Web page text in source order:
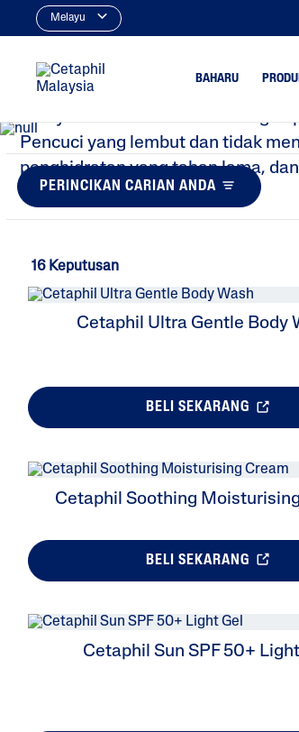
Melayu
BAHARU
Pencuci Wajah
Pelembap Wajah
Pelembap Tubuh
Pelindungan UV
Badan
Menyuburkan badan anda dengan
Pencuci yang lembut dan tidak
penghidratan yang tahan lama,
melindungi kulit sensitif.
PERINCIKAN CARIAN ANDA
16 Keputusan
Cetaphil Ultra Gentle Body
BELI SEKARANG
Cetaphil Soothing
BELI SEKARANG
Cetaphil Sun SPF 50+ Light